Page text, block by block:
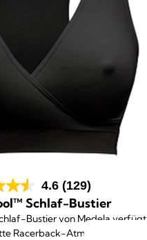
4.6 (129)
Schlaf-Bustier
Bustier von Medela verfügt
Racerback-Atmungszone für